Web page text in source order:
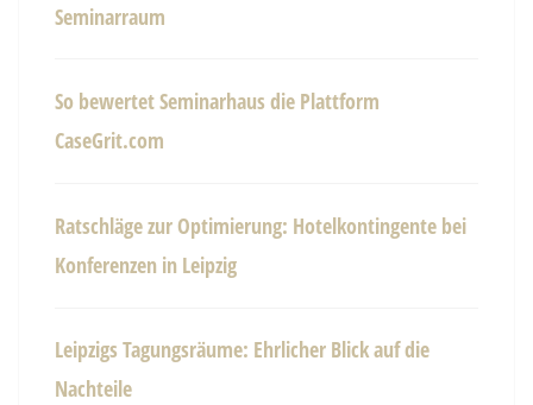
Seminarraum
So bewertet Seminarhaus die Plattform
CaseGrit.com
Ratschläge zur Optimierung: Hotelkontingente bei
Konferenzen in Leipzig
Leipzigs Tagungsräume: Ehrlicher Blick auf die
Nachteile